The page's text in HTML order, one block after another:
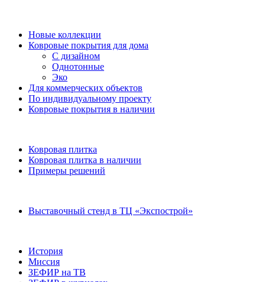
Новые коллекции
Ковровые покрытия для дома
С дизайном
Однотонные
Эко
Для коммерческих объектов
По индивидуальному проекту
Ковровые покрытия в наличии
Ковровая плитка
Ковровая плитка в наличии
Примеры решений
Выставочный стенд в ТЦ «Экспострой»
История
Миссия
ЗЕФИР на ТВ